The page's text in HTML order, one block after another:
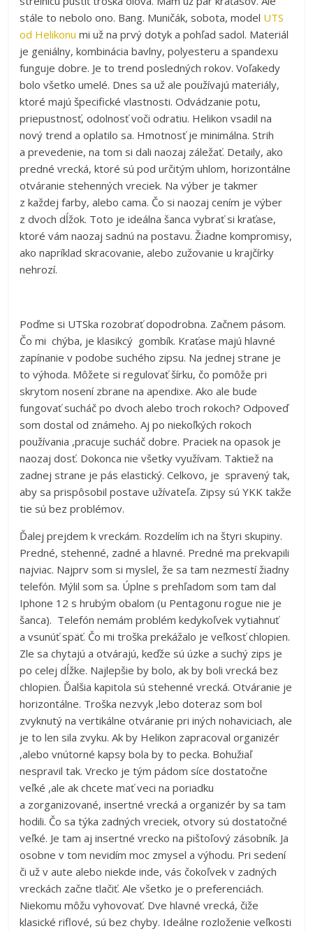
stále to nebolo ono. Bang. Muničák, sobota, model UTS
od Helikonu mi už na prvý dotyk a pohľad sadol. Materiál
je geniálny, kombinácia bavlny, polyesteru a spandexu
funguje dobre. Je to trend posledných rokov. Voľakedy
bolo všetko umelé. Dnes sa už ale používajú materiály,
ktoré majú špecifické vlastnosti. Odvádzanie potu,
priepustnosť, odolnosť voči odratiu. Helikon vsadil na
nový trend a oplatilo sa. Hmotnosť je minimálna. Strih
a prevedenie, na tom si dali naozaj záležať. Detaily, ako
predné vrecká, ktoré sú pod určitým uhlom, horizontálne
otváranie stehenných vreciek. Na výber je takmer
z každej farby, alebo cama. Čo si naozaj cením je výber
z dvoch dĺžok. Toto je ideálna šanca vybrať si kraťase,
ktoré vám naozaj sadnú na postavu. Žiadne kompromisy,
ako napríklad skracovanie, alebo zužovanie u krajčírky
nehrozí.
Poďme si UTSka rozobrať dopodrobna. Začnem pásom.
Čo mi chýba, je klasikcý gombík. Kraťase majú hlavné
zapínanie v podobe suchého zipsu. Na jednej strane je
to výhoda. Môžete si regulovať šírku, čo pomôže pri
skrytom nosení zbrane na apendixe. Ako ale bude
fungovať sucháč po dvoch alebo troch rokoch? Odpoveď
som dostal od známeho. Aj po niekoľkých rokoch
používania ,pracuje sucháč dobre. Praciek na opasok je
naozaj dosť. Dokonca nie všetky využívam. Taktiež na
zadnej strane je pás elastický. Celkovo, je spravený tak,
aby sa prispôsobil postave užívateľa. Zipsy sú YKK takže
tie sú bez problémov.
Ďalej prejdem k vreckám. Rozdelím ich na štyri skupiny.
Predné, stehenné, zadné a hlavné. Predné ma prekvapili
najviac. Najprv som si myslel, že sa tam nezmestí žiadny
telefón. Mýlil som sa. Úplne s prehľadom som tam dal
Iphone 12 s hrubým obalom (u Pentagonu rogue nie je
šanca). Telefón nemám problém kedykoľvek vytiahnuť
a vsunúť späť. Čo mi troška prekážalo je veľkosť chlopien.
Zle sa chytajú a otvárajú, keďže sú úzke a suchý zips je
po celej dĺžke. Najlepšie by bolo, ak by boli vrecká bez
chlopien. Ďalšia kapitola sú stehenné vrecká. Otváranie je
horizontálne. Troška nezvyk ,lebo doteraz som bol
zvyknutý na vertikálne otváranie pri iných nohaviciach, ale
je to len sila zvyku. Ak by Helikon zapracoval organizér
,alebo vnútorné kapsy bola by to pecka. Bohužiaľ
nespravil tak. Vrecko je tým pádom síce dostatočne
veľké ,ale ak chcete mať veci na poriadku
a zorganizované, insertné vrecká a organizér by sa tam
hodili. Čo sa týka zadných vreciek, otvory sú dostatočné
veľké. Je tam aj insertné vrecko na pištoľový zásobník. Ja
osobne v tom nevidím moc zmysel a výhodu. Pri sedení
či už v aute alebo niekde inde, vás čokoľvek v zadných
vreckách začne tlačiť. Ale všetko je o preferenciách.
Niekomu môžu vyhovovať. Dve hlavné vrecká, čiže
klasické riflové, sú bez chyby. Ideálne rozloženie veľkosti